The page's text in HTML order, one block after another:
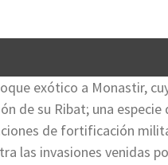
exótico a Monastir,
de su Ribat; una
de fortificación
las invasiones venidas